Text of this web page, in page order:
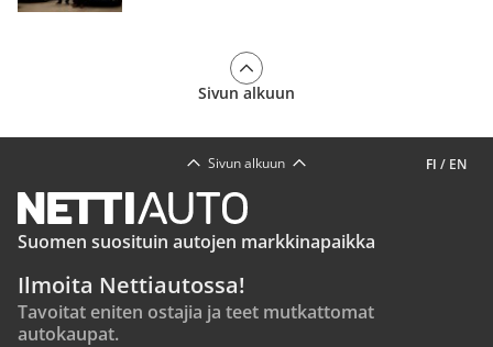
Sivun alkuun
FI / EN
Sivun alkuun
Suomen suosituin autojen markkinapaikka
Ilmoita Nettiautossa!
Tavoitat eniten ostajia ja teet mutkattomat
autokaupat.